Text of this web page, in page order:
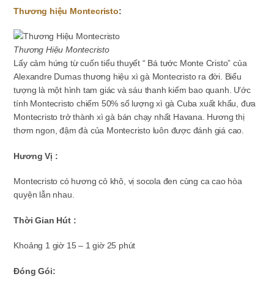
Thương hiệu Montecristo:
Thương Hiệu Montecristo
Lấy cảm hứng từ cuốn tiểu thuyết “ Bá tước Monte Cristo” của
Alexandre Dumas thương hiệu xì gà Montecristo ra đời. Biểu
tượng là một hình tam giác và sáu thanh kiếm bao quanh. Ước
tính Montecristo chiếm 50% số lượng xì gà Cuba xuất khẩu, đưa
Montecristo trở thành xì gà bán chạy nhất Havana. Hương thị
thơm ngon, đậm đà của Montecristo luôn được đánh giá cao.
Hương Vị :
Montecristo có hương cỏ khô, vị socola đen cùng ca cao hòa
quyện lẫn nhau.
Thời Gian Hút :
Khoảng 1 giờ 15 – 1 giờ 25 phút
Đóng Gói: